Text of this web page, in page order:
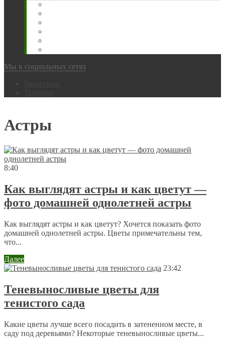
Мы в социальных сетях
Астры
8:40
Как выглядят астры и как цветут —
фото домашней однолетней астры
Как выглядят астры и как цветут? Хочется показать фото
домашней однолетней астры. Цветы примечательны тем,
что...
Далее
23:42
Теневыносливые цветы для
тенистого сада
Какие цветы лучше всего посадить в затененном месте, в
саду под деревьями? Некоторые теневыносливые цветы...